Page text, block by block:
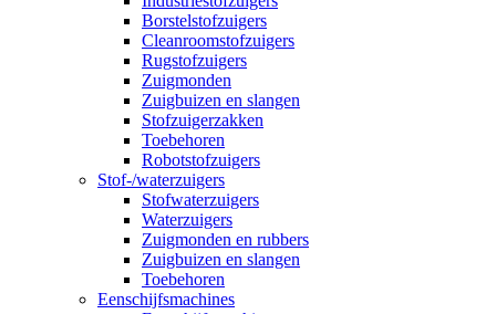
Borstelstofzuigers
Cleanroomstofzuigers
Rugstofzuigers
Zuigmonden
Zuigbuizen en slangen
Stofzuigerzakken
Toebehoren
Robotstofzuigers
Stof-/waterzuigers
Stofwaterzuigers
Waterzuigers
Zuigmonden en rubbers
Zuigbuizen en slangen
Toebehoren
Eenschijfsmachines